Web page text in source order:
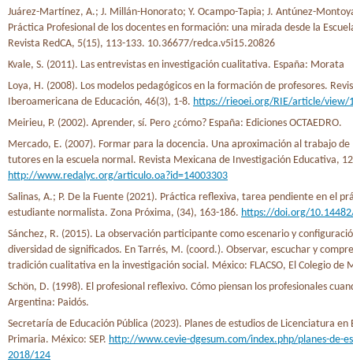
Juárez-Martínez, A.; J. Millán-Honorato; Y. Ocampo-Tapia; J. Antúnez-
Práctica Profesional de los docentes en formación: una mirada desde la
Revista RedCA, 5(15), 113-133. 10.36677/redca.v5i15.20826
Kvale, S. (2011). Las entrevistas en investigación cualitativa. España: Morata
Loya, H. (2008). Los modelos pedagógicos en la formación de profesores.
Iberoamericana de Educación, 46(3), 1-8. https://rieoei.org/RIE/article/view/
Meirieu, P. (2002). Aprender, sí. Pero ¿cómo? España: Ediciones OCTAEDRO.
Mercado, E. (2007). Formar para la docencia. Una aproximación al trabajo de
tutores en la escuela normal. Revista Mexicana de Investigación Educativa,
http://www.redalyc.org/articulo.oa?id=14003303
Salinas, A.; P. De la Fuente (2021). Práctica reflexiva, tarea pendiente en el
estudiante normalista. Zona Próxima, (34), 163-186. https://doi.org/
Sánchez, R. (2015). La observación participante como escenario y
diversidad de significados. En Tarrés, M. (coord.). Observar, escuchar y
tradición cualitativa en la investigación social. México: FLACSO, El Colegio de
Schön, D. (1998). El profesional reflexivo. Cómo piensan los profesionales
Argentina: Paidós.
Secretaría de Educación Pública (2023). Planes de estudios de Licenciatura en
Primaria. México: SEP. http://www.cevie-dgesum.com/index.php/planes-de-
2018/124